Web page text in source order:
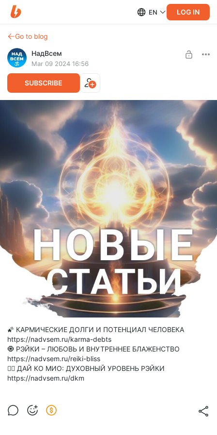
EN LOG IN
Go to blog
НадВсем
Mar 09 2024 16:56
SUBSCRIBE
🌠 КАРМИЧЕСКИЕ ДОЛГИ И ПОТЕНЦИАЛ ЧЕЛОВЕКА
https://nadvsem.ru/karma-debts
🧿 РЭЙКИ – ЛЮБОВЬ И ВНУТРЕННЕЕ БЛАЖЕНСТВО
https://nadvsem.ru/reiki-bliss
🧘‍♀️ ДАЙ КО МИО: ДУХОВНЫЙ УРОВЕНЬ РЭЙКИ
https://nadvsem.ru/dkm